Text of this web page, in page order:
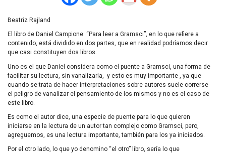
Beatriz Rajland
El libro de Daniel Campione: “Para leer a Gramsci”, en lo que refiere a
contenido, está dividido en dos partes, que en realidad podríamos decir
que casi constituyen dos libros.
Uno es el que Daniel considera como el puente a Gramsci, una forma de
facilitar su lectura, sin vanalizarla,- y esto es muy importante-, ya que
cuando se trata de hacer interpretaciones sobre autores suele correrse
el peligro de vanalizar el pensamiento de los mismos y no es el caso de
este libro.
Es como el autor dice, una especie de puente para lo que quieren
iniciarse en la lectura de un autor tan complejo como Gramsci, pero,
agreguemos, es una lectura importante, también para los ya iniciados.
Por el otro lado, lo que yo denomino “el otro” libro, sería lo que